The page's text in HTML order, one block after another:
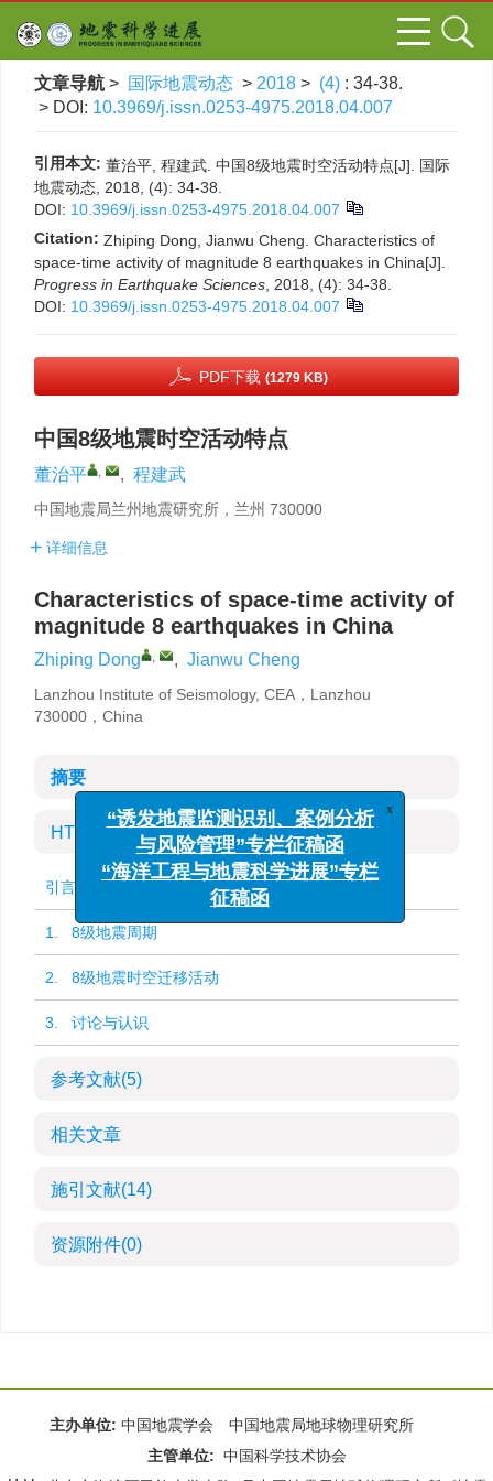
文章导航 > 国际地震动态 > 2018 > (4) : 34-38.
> DOI: 10.3969/j.issn.0253-4975.2018.04.007
引用本文: 董治平, 程建武. 中国8级地震时空活动特点[J]. 国际
地震动态, 2018, (4): 34-38.
DOI: 10.3969/j.issn.0253-4975.2018.04.007
Citation: Zhiping Dong, Jianwu Cheng. Characteristics of
space-time activity of magnitude 8 earthquakes in China[J].
Progress in Earthquake Sciences , 2018, (4): 34-38.
DOI: 10.3969/j.issn.0253-4975.2018.04.007
PDF下载 (1279 KB)
中国8级地震时空活动特点
董治平 , , 程建武
中国地震局兰州地震研究所，兰州 730000
详细信息
Characteristics of space-time activity of
magnitude 8 earthquakes in China
Zhiping Dong , , Jianwu Cheng
Lanzhou Institute of Seismology, CEA，Lanzhou
730000，China
摘要
HTML全文
引言
1. 8级地震周期
2. 8级地震时空迁移活动
3. 讨论与认识
参考文献(5)
相关文章
施引文献(14)
资源附件(0)
主办单位: 中国地震学会 中国地震局地球物理研究所
主管单位: 中国科学技术协会
x
“诱发地震监测识别、案例分析
与风险管理”专栏征稿函
“海洋工程与地震科学进展”专栏
征稿函